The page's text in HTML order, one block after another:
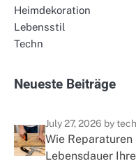
Heimdekoration
Lebensstil
Techn
Neueste Beiträge
July 27, 2026 by
Wie
Lebensdauer